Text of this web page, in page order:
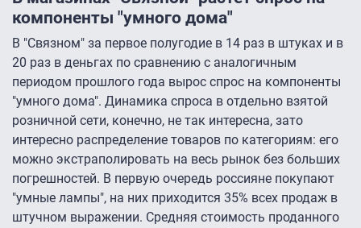
компоненты "умного дома"
В "Связном" за первое полугодие в 14 раз в штуках и в
20 раз в деньгах по сравнению с аналогичным
периодом прошлого года вырос спрос на компоненты
"умного дома". Динамика спроса в отдельно взятой
розничной сети, конечно, не так интересна, зато
интересно распределение товаров по категориям: его
можно экстраполировать на весь рынок без больших
погрешностей. В первую очередь россияне покупают
"умные лампы", на них приходится 35% всех продаж в
штучном выражении. Средняя стоимость проданного